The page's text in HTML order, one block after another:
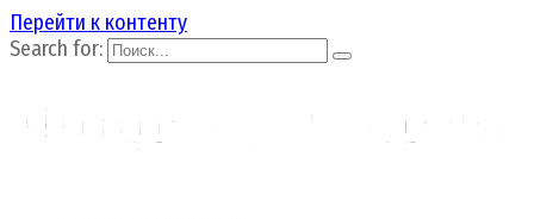
Перейти к контенту
Search for: